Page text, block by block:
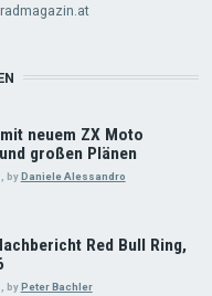
neuem ZX Moto
großen Plänen
byDaniele Alessandro
Red Bull Ring,
, by Peter Bachler